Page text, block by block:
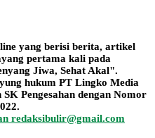
yang berisi berita, artikel
pertama kali pada
Jiwa, Sehat Akal".
hukum PT Lingko Media
Pengesahan dengan Nomor
redaksibulir@gmail.com